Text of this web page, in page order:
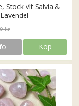
Stock Vit Salvia &
kr
Köp